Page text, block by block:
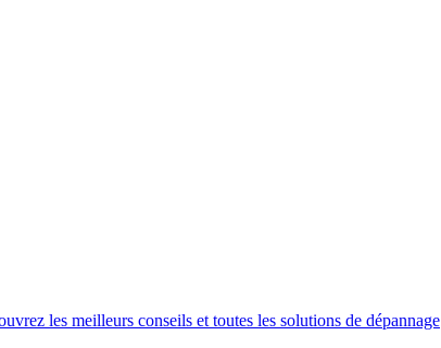
les meilleurs conseils et toutes les solutions de dépannage